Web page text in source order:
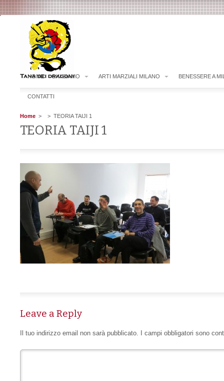
HOME CHI SIAMO ARTI MARZIALI MILANO BENESSERE A
CONTATTI
Home > > TEORIA TAIJI 1
TEORIA TAIJI 1
Leave a Reply
Il tuo indirizzo email non sarà pubblicato. I campi obbligatori sono